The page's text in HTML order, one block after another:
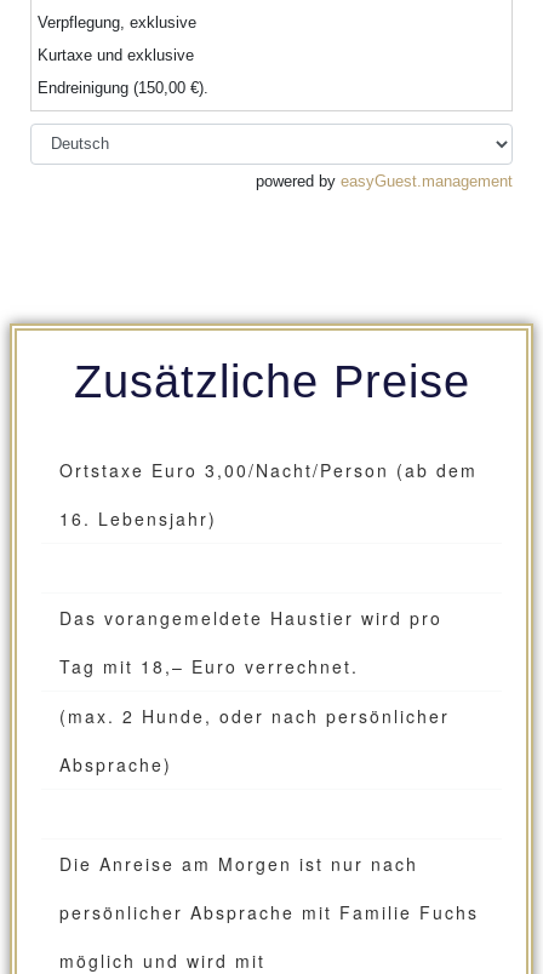
Zusätzliche Preise
Ortstaxe Euro 3,00/Nacht/Person (ab dem
16. Lebensjahr)
Das vorangemeldete Haustier wird pro
Tag mit 18,– Euro verrechnet.
(max. 2 Hunde, oder nach persönlicher
Absprache)
Die Anreise am Morgen ist nur nach
persönlicher Absprache mit Familie Fuchs
möglich und wird mit